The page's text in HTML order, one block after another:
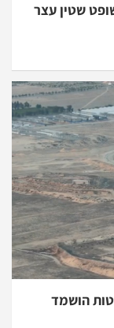
שטין עצר
הושמד